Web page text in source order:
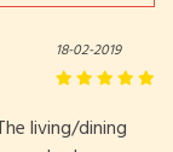
18-02-2019
living/dining